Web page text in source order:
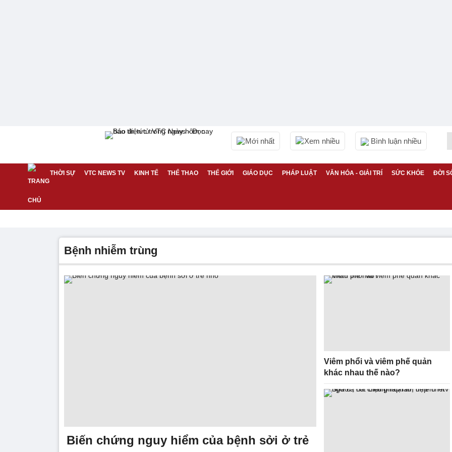
Mới nhất Xem nhiều Bình luận nhiều
THỜI SỰ VTC NEWS TV KINH TẾ THỂ THAO THẾ GIỚI GIÁO DỤC PHÁP LUẬT VĂN HÓA - GIẢI TRÍ SỨC KHỎE ĐỜI
bệnh nhiễm trùng
Biến chứng nguy hiểm của bệnh sởi ở trẻ
Viêm phổi và viêm phế quản
khác nhau thế nào?